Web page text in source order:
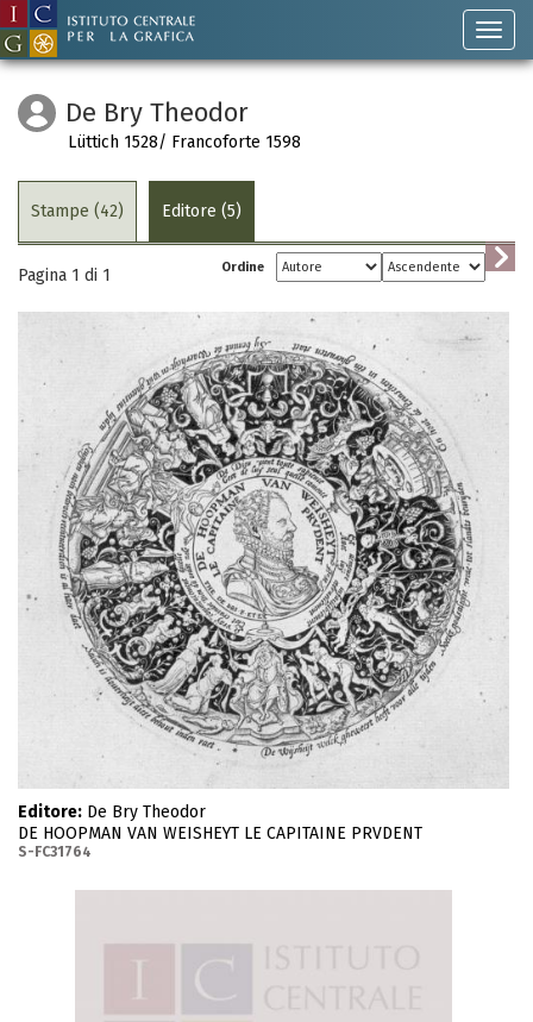
De Bry Theodor
Lüttich 1528/ Francoforte 1598
Stampe (42) Editore (5)
Pagina 1 di 1 Ordine
Editore: De Bry Theodor
DE HOOPMAN VAN WEISHEYT LE CAPITAINE PRVDENT
S-FC31764